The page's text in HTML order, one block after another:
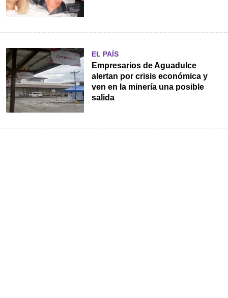
EL PAÍS
Empresarios de Aguadulce
alertan por crisis económica y
ven en la minería una posible
salida